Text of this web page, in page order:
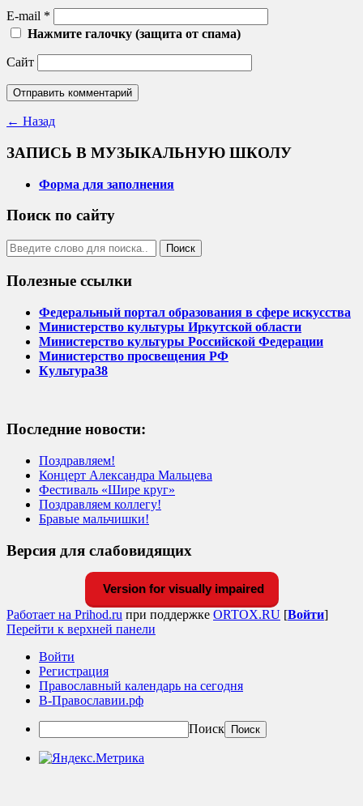
E-mail *
Нажмите галочку (защита от спама)
Сайт
← Назад
ЗАПИСЬ В МУЗЫКАЛЬНУЮ ШКОЛУ
Форма для заполнения
Поиск по сайту
Полезные ссылки
Федеральный портал образования в сфере искусства
Министерство культуры Иркутской области
Министерство культуры Российской Федерации
Министерство просвещения РФ
Культура38
Последние новости:
Поздравляем!
Концерт Александра Мальцева
Фестиваль «Шире круг»
Поздравляем коллегу!
Бравые мальчишки!
Версия для слабовидящих
Version for visually impaired
Работает на Prihod.ru при поддержке ORTOX.RU [Войти]
Перейти к верхней панели
Войти
Регистрация
Православный календарь на сегодня
В-Православии.рф
Поиск